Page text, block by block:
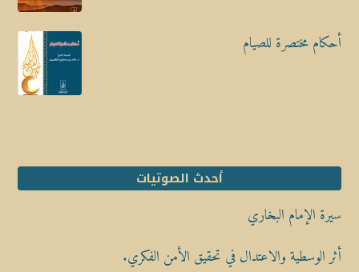
أحكام مختصرة للصيام
أحدث الصوتيات
سيرة الإمام البخاري
أثر الوسطية والاعتدال في تحقيق الأمن الفكري.